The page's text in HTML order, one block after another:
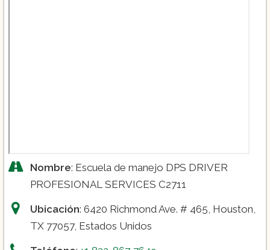
Nombre: Escuela de manejo DPS DRIVER
PROFESIONAL SERVICES C2711
Ubicación: 6420 Richmond Ave. # 465, Houston,
TX 77057, Estados Unidos